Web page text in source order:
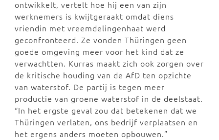
ontwikkelt, vertelt hoe hij een van zijn
werknemers is kwijtgeraakt omdat diens
vriendin met vreemdelingenhaat werd
geconfronteerd. Ze vonden Thüringen geen
goede omgeving meer voor het kind dat ze
verwachtten. Kurras maakt zich ook zorgen over
de kritische houding van de AfD ten opzichte
van waterstof. De partij is tegen meer
productie van groene waterstof in de deelstaat.
“In het ergste geval zou dat betekenen dat we
Thüringen verlaten, ons bedrijf verplaatsen en
het ergens anders moeten opbouwen.”